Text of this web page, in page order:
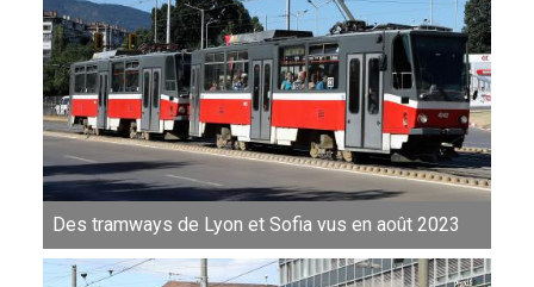
Des tramways de Lyon et Sofia vus en août 2023